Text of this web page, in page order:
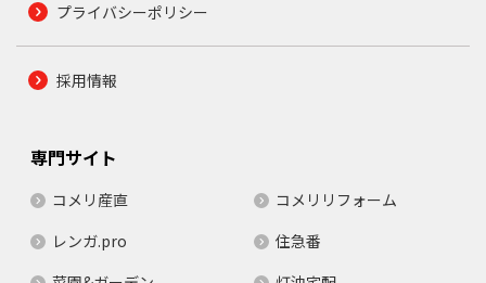
プライバシーポリシー
採用情報
専門サイト
コメリ産直
コメリリフォーム
レンガ.pro
住急番